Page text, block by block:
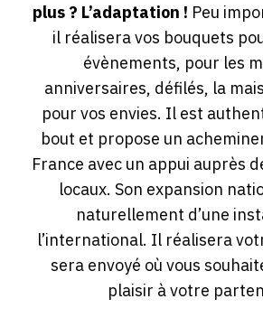
plus ? L’adaptation ! Peu
il réalisera vos bouquets
évènements, pour les
anniversaires, défilés, la
pour vos envies. Il est
bout et propose un
France avec un appui auprès
locaux. Son expansion
naturellement d’une
l’international. Il réalisera
sera envoyé où vous
plaisir à votre